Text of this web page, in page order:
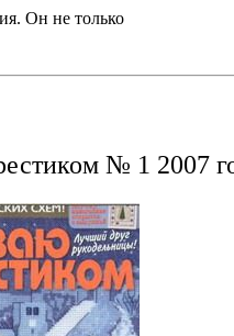
Он не только
№ 1 2007